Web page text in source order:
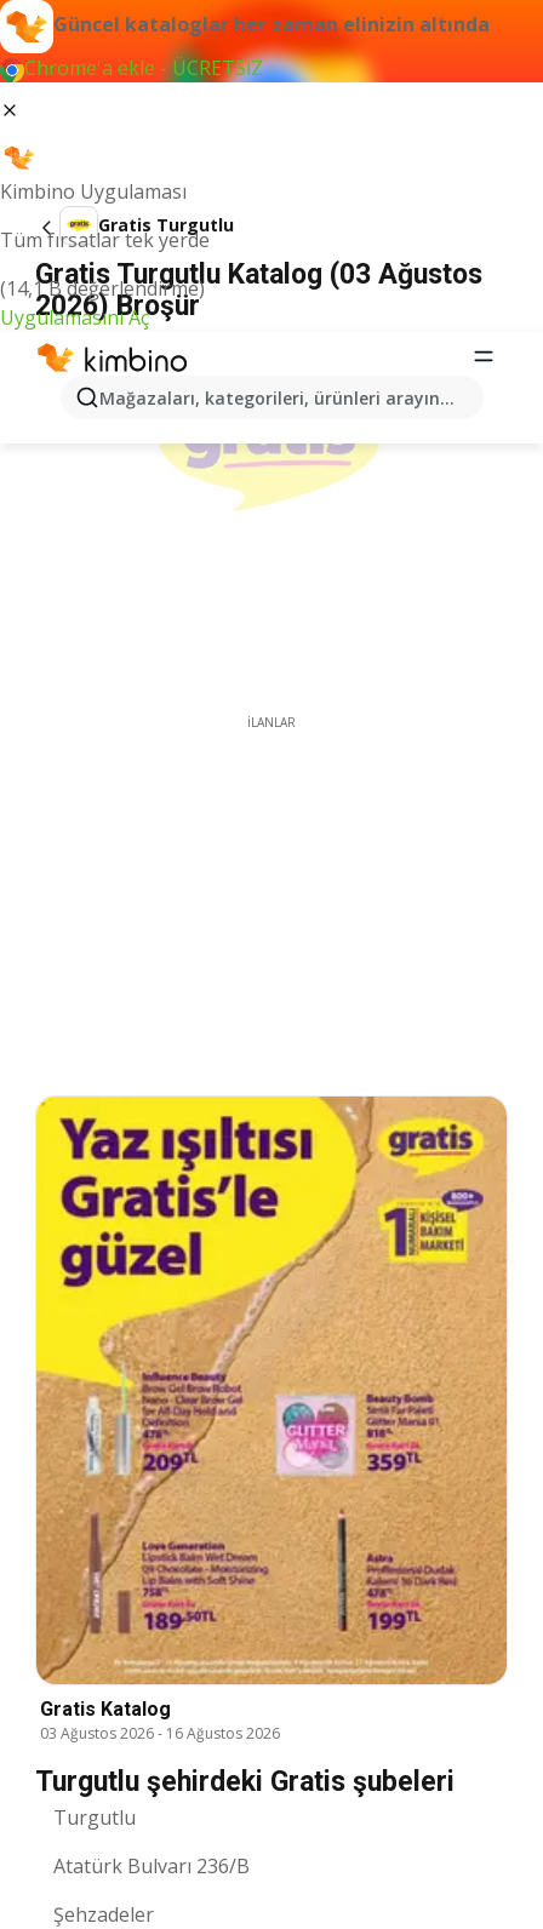
Güncel kataloglar her zaman elinizin altında
Chrome'a ekle - ÜCRETSİZ
Kimbino Uygulaması
Tüm fırsatlar tek yerde
(14,1 B değerlendirme)
Uygulamasını Aç
Mağazaları, kategorileri, ürünleri arayın...
Gratis Turgutlu
Gratis Turgutlu Katalog (03 Ağustos
2026) Broşür
İLANLAR
Gratis Katalog
03 Ağustos 2026- 16 Ağustos 2026
Turgutlu şehirdeki Gratis şubeleri
Turgutlu
Atatürk Bulvarı 236/B
Şehzadeler